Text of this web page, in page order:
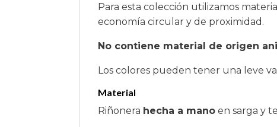
Para esta colección utilizamos
economía circular y de proximidad.
No contiene material de origen
Los colores pueden tener una leve
Material
Riñonera hecha a mano en sarga y